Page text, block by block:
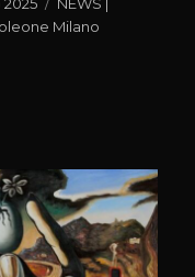
Milano